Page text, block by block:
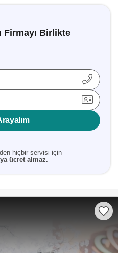
Firmayı Birlikte
hiçbir servisi için
ücret almaz.